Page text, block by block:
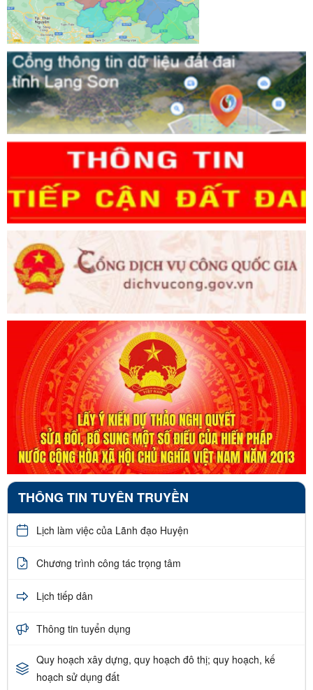
THÔNG TIN TUYÊN TRUYỀN
Lịch làm việc của Lãnh đạo Huyện
Chương trình công tác trọng tâm
Lịch tiếp dân
Thông tin tuyển dụng
Quy hoạch xây dựng, quy hoạch đô thị; quy hoạch, kế
hoạch sử dụng đất